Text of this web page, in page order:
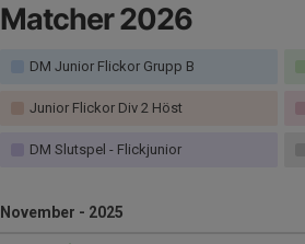
Matcher 2026
DM Junior Flickor Grupp B
Junior Flickor Div 2 Höst
DM Slutspel - Flickjunior
November - 2025